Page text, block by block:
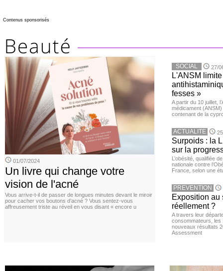
Contenus sponsorisés
01/07/2024
Un livre qui change votre
vision de l'acné
Vous arrive-t-il de passer de longues minutes devant le miroir
pour cacher vos boutons d’acné ? Vous sentez-vous
affreusement triste au réveil en vous disant « encore u
SOCIAL 27/
L'ANSM
fesses »
A partir du 10 juillet,
médicament
contenant de la
ACTUALITE
Surpoids : la
sur la
L’obésité, qualifiée
nationale contre
France, selon une
PREVENTION
Exposition au
réellement ?
A travers leur
consommateurs, les
nouveaux résultats
Assessment